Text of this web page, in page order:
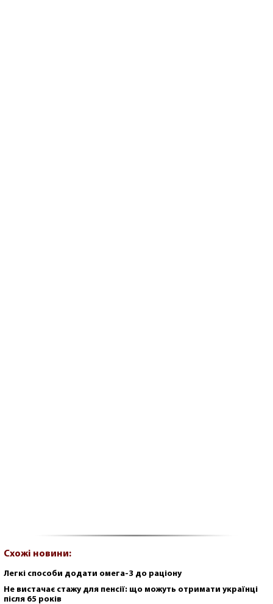
Схожі новини:
Легкі способи додати омега-3 до раціону
Не вистачає стажу для пенсії: що можуть отримати українці
після 65 років